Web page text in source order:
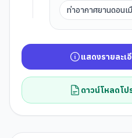
ท่าอากาศยานดอนเ
แสดงรายละ
ดาวน์โหลดโป